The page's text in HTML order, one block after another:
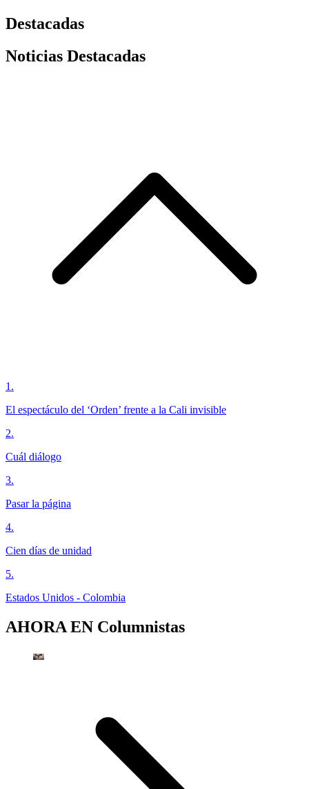
Destacadas
Noticias Destacadas
1 .
El espectáculo del ‘Orden’ frente a la Cali invisible
2.
Cuál diálogo
3.
Pasar la página
4.
Cien días de unidad
5.
Estados Unidos - Colombia
AHORA EN Columnistas